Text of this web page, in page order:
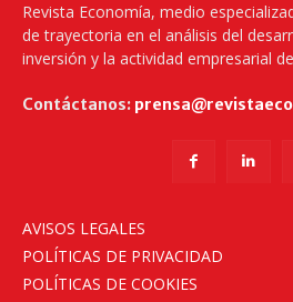
Revista Economía, medio
de trayectoria en el análisis del
inversión y la actividad empresarial
Contáctanos:
AVISOS LEGALES
POLÍTICAS DE PRIVACIDAD
POLÍTICAS DE COOKIES